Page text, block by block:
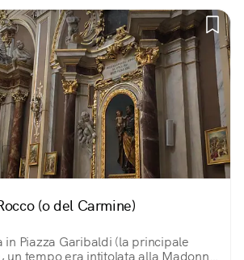
(o del Carmine)
in Piazza Garibaldi (la principale
un tempo era intitolata alla Madonna